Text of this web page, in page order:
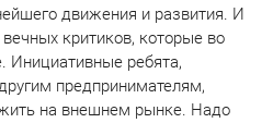
движения и развития. И
критиков, которые во
Инициативные ребята,
предпринимателям,
на внешнем рынке. Надо